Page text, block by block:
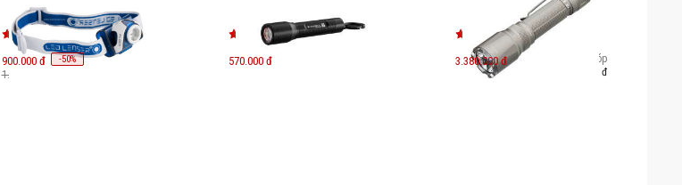
900.000 đ -50%
1.800.000 đ
570.000 đ 3.380.000 đ
Trả góp
583.000 đ